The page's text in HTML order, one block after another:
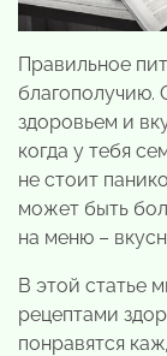
Правильное
благополучию.
здоровьем и
когда у тебя
не стоит
может быть
на меню –
В этой статье
рецептами
понравятся